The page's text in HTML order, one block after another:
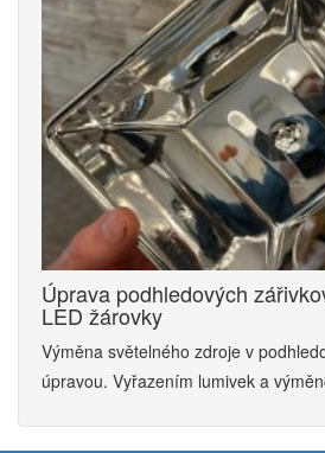
Úprava podhledových
LED žárovky
Výměna světelného zdroje v
úpravou. Vyřazením lumivek a